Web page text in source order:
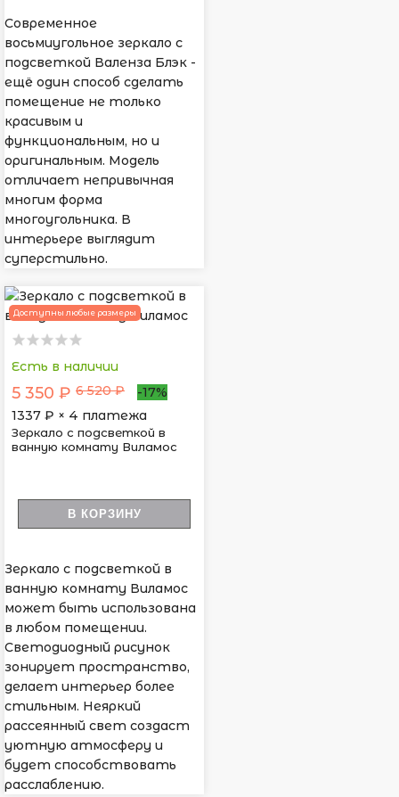
Современное
восьмиугольное зеркало с
подсветкой Валенза Блэк -
ещё один способ сделать
помещение не только
красивым и
функциональным, но и
оригинальным. Модель
отличает непривычная
многим форма
многоугольника. В
интерьере выглядит
суперстильно.
Доступны любые размеры
Есть в наличии
5 350 ₽ 6 520 ₽
-17%
1337 ₽ × 4 платежа
Зеркало с подсветкой в
ванную комнату Виламос
В КОРЗИНУ
Зеркало с подсветкой в
ванную комнату Виламос
может быть использована
в любом помещении.
Светодиодный рисунок
зонирует пространство,
делает интерьер более
стильным. Неяркий
рассеянный свет создаст
уютную атмосферу и
будет способствовать
расслаблению.